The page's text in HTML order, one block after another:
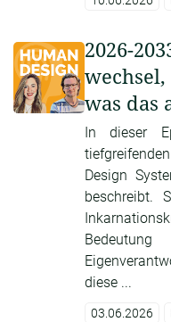
2026-
was das
In dieser
Design
beschreibt.
diese ...
03.06.2026